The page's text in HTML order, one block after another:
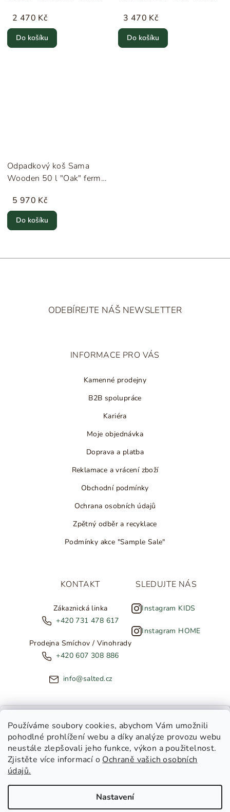
Používáme soubory cookies, abychom Vám umožnili
pohodlné prohlížení webu a díky analýze provozu webu
neustále zlepšovali jeho funkce, výkon a použitelnost.
Zjistěte více informací o Ochraně vašich osobních
údajů.
Nastavení
2 470 Kč
Do košíku
3 470 Kč
Do košíku
Odpadkový koš Sama
Wooden 50 l "Oak" ferm
5 970 Kč
Do košíku
ODEBÍREJTE NÁŠ NEWSLETTER
INFORMACE PRO VÁS
Kamenné prodejny
B2B spolupráce
Kariéra
Moje objednávka
Doprava a platba
Reklamace a vrácení zboží
Obchodní podmínky
Ochrana osobních údajů
Zpětný odběr a recyklace
Podmínky akce "Sample Sale"
KONTAKT
Zákaznická linka
+420 731 478 617
Prodejna Smíchov / Vinohrady
+420 607 308 886
info@salted.cz
SLEDUJTE NÁS
Instagram KIDS
Instagram HOME
Copyright 2026SALTED. Všechna práva vyhrazena.Upravit
nastavení cookies
NOVINKY ZE SALTED
Toužíte dostávat novinky z
Salted Home
Salted Kids & Home